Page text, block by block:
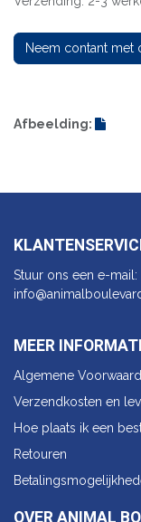
Neem contant met
Afbeelding:
Stuur ons een e-mail:
MEER
Algemene
Verzendkosten en
Hoe plaats ik een
Retouren